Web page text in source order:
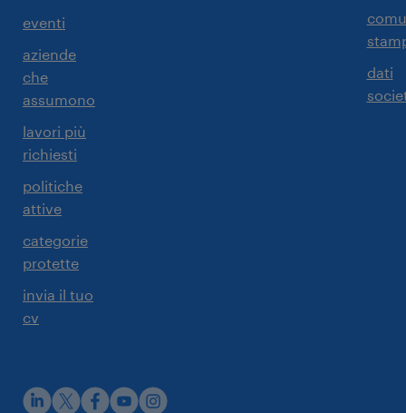
eventi
aziende
che
assumono
lavori più
richiesti
politiche
attive
categorie
protette
invia il tuo
cv
dati